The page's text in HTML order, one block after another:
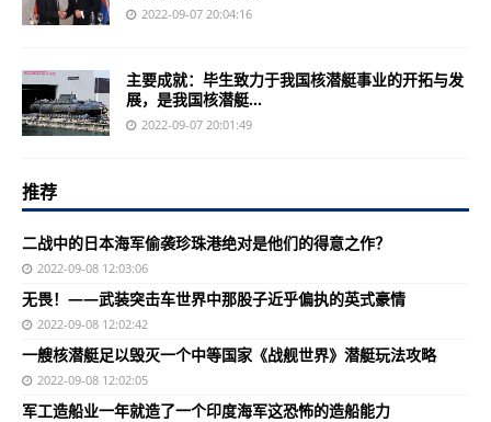
2022-09-07 20:04:16
主要成就：毕生致力于我国核潜艇事业的开拓与发
展，是我国核潜艇...
2022-09-07 20:01:49
推荐
二战中的日本海军偷袭珍珠港绝对是他们的得意之作？
2022-09-08 12:03:06
无畏！——武装突击车世界中那股子近乎偏执的英式豪情
2022-09-08 12:02:42
一艘核潜艇足以毁灭一个中等国家《战舰世界》潜艇玩法攻略
2022-09-08 12:02:05
军工造船业一年就造了一个印度海军这恐怖的造船能力